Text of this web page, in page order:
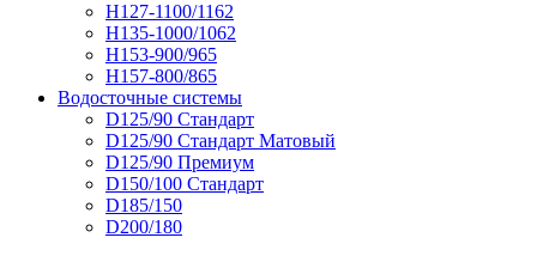
Н127-1100/1162
Н135-1000/1062
Н153-900/965
Н157-800/865
Водосточные системы
D125/90 Стандарт
D125/90 Стандарт Матовый
D125/90 Премиум
D150/100 Стандарт
D185/150
D200/180